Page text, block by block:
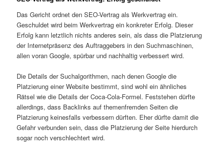
Das Gericht ordnet den SEO-Vertrag als Werkvertrag ein.
Geschuldet wird beim Werkvertrag ein konkreter Erfolg. Dieser
Erfolg kann letztlich nichts anderes sein, als dass die Platzierung
der Internetpräsenz des Auftraggebers in den Suchmaschinen,
allen voran Google, spürbar und nachhaltig verbessert wird.
Die Details der Suchalgorithmen, nach denen Google die
Platzierung einer Website bestimmt, sind wohl ein ähnliches
Rätsel wie die Details der Coca-Cola-Formel. Feststehen dürfte
allerdings, dass Backlinks auf themenfremden Seiten die
Platzierung keinesfalls verbessern dürften. Eher dürfte damit die
Gefahr verbunden sein, dass die Platzierung der Seite hierdurch
sogar noch verschlechtert wird.